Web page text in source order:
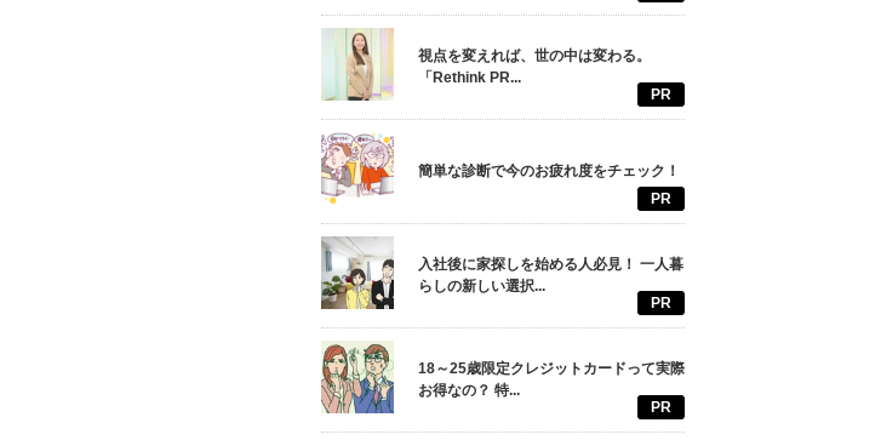
視点を変えれば、世の中は変わる。
「Rethink PR...
PR
簡単な診断で今のお疲れ度をチェック！
PR
入社後に家探しを始める人必見！ 一人暮
らしの新しい選択...
PR
18～25歳限定クレジットカードって実際
お得なの？ 特...
PR